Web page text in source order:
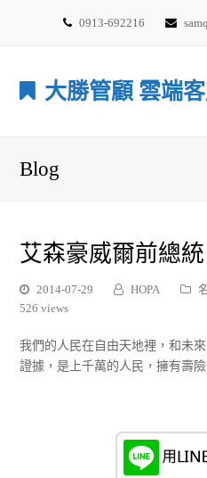
0913-692216
大勝管顧 雲端
Blog
艾森豪威爾前總統
2014-07-29 HOPA
526 views
我們的人民在自由天地裡，和未
證據，是上千萬的人民，擁有壽險